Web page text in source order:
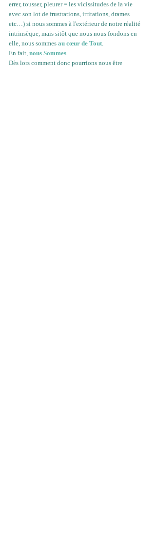
errer, tousser, pleurer = les vicissitudes de la vie
avec son lot de frustrations, irritations, drames
etc…) si nous sommes à l'extérieur de notre réalité
intrinsèque, mais sitôt que nous nous fondons en
elle, nous sommes au cœur de Tout.
En fait, nous Sommes.
Dès lors comment donc pourrions nous être